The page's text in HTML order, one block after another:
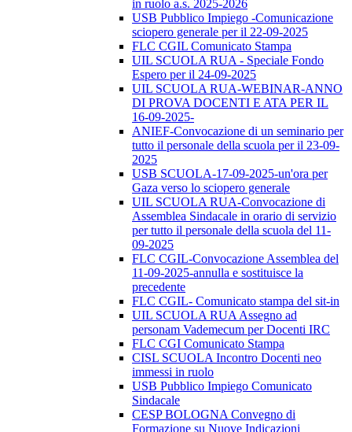
in ruolo a.s. 2025-2026
USB Pubblico Impiego -Comunicazione
sciopero generale per il 22-09-2025
FLC CGIL Comunicato Stampa
UIL SCUOLA RUA - Speciale Fondo
Espero per il 24-09-2025
UIL SCUOLA RUA-WEBINAR-ANNO
DI PROVA DOCENTI E ATA PER IL
16-09-2025-
ANIEF-Convocazione di un seminario per
tutto il personale della scuola per il 23-09-
2025
USB SCUOLA-17-09-2025-un'ora per
Gaza verso lo sciopero generale
UIL SCUOLA RUA-Convocazione di
Assemblea Sindacale in orario di servizio
per tutto il personale della scuola del 11-
09-2025
FLC CGIL-Convocazione Assemblea del
11-09-2025-annulla e sostituisce la
precedente
FLC CGIL- Comunicato stampa del sit-in
UIL SCUOLA RUA Assegno ad
personam Vademecum per Docenti IRC
FLC CGI Comunicato Stampa
CISL SCUOLA Incontro Docenti neo
immessi in ruolo
USB Pubblico Impiego Comunicato
Sindacale
CESP BOLOGNA Convegno di
Formazione su Nuove Indicazioni